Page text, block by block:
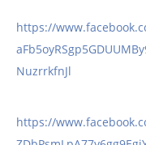
https://
NuzrrkfnJl
https://